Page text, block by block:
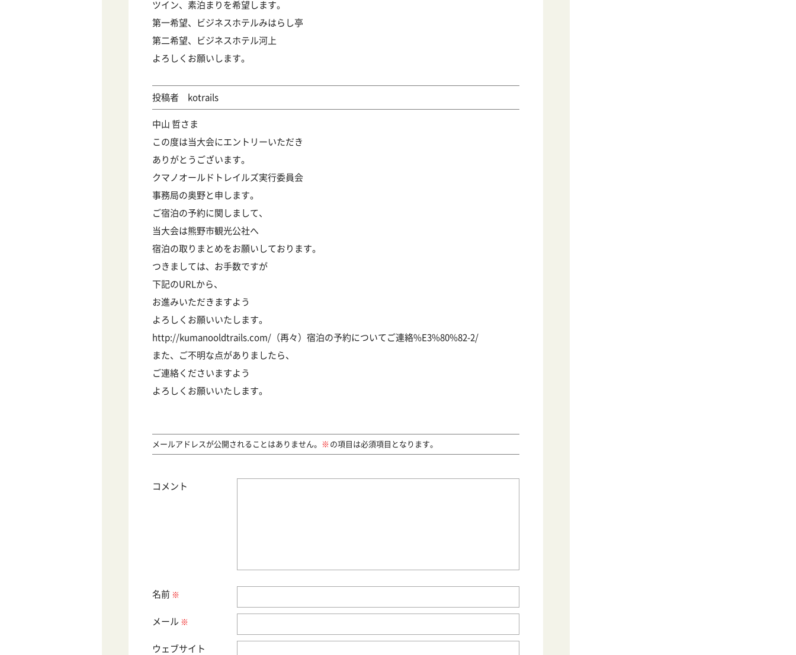
ツイン、素泊まりを希望します。
第一希望、ビジネスホテルみはらし亭
第二希望、ビジネスホテル河上
よろしくお願いします。
kotrails
中山 哲さま
この度は当大会にエントリーいただき
ありがとうございます。
クマノオールドトレイルズ実行委員会
事務局の奥野と申します。
ご宿泊の予約に関しまして、
当大会は熊野市観光公社へ
宿泊の取りまとめをお願いしております。
つきましては、お手数ですが
下記のURLから、
お進みいただきますよう
よろしくお願いいたします。
http://kumanooldtrails.com/（再々）宿泊の予約についてご連絡%E3%80%82-2/
また、ご不明な点がありましたら、
ご連絡くださいますよう
よろしくお願いいたします。
メールアドレスが公開されることはありません。 の項目は必須項目となります。
コメント
名前
メール
サイト